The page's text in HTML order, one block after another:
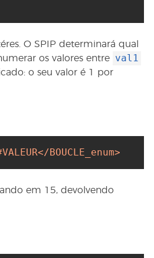
O SPIP determinará qual
os valores entre
val1
o seu valor é 1 por
</BOUCLE_enum>
em 15, devolvendo